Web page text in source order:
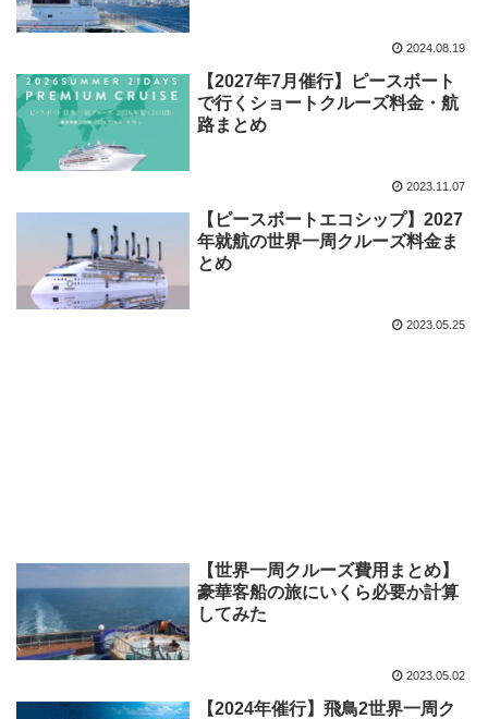
2024.08.19
【2027年7月催行】ピースボート
で行くショートクルーズ料金・航
路まとめ
2023.11.07
【ピースボートエコシップ】2027
年就航の世界一周クルーズ料金ま
とめ
2023.05.25
【世界一周クルーズ費用まとめ】
豪華客船の旅にいくら必要か計算
してみた
2023.05.02
【2024年催行】飛鳥2世界一周ク